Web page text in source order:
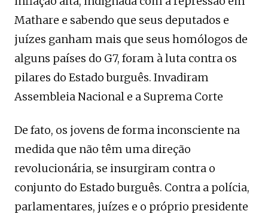
Mathare e sabendo que seus deputados e
juízes ganham mais que seus homólogos de
alguns países do G7, foram à luta contra os
pilares do Estado burguês. Invadiram
Assembleia Nacional e a Suprema Corte
De fato, os jovens de forma inconsciente na
medida que não têm uma direção
revolucionária, se insurgiram contra o
conjunto do Estado burguês. Contra a polícia,
parlamentares, juízes e o próprio presidente